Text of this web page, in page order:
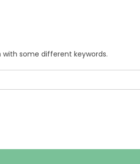
some different keywords.